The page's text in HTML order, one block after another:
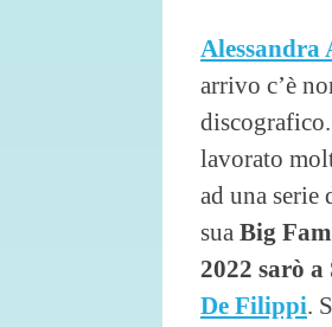
Alessandra
arrivo c’è
lavorato
ad una
sua Big
2022 sarò a
De Filippi.